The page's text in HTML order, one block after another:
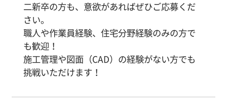
二新卒の方も、意欲があればぜひご応募くだ
さい。
職人や作業員経験、住宅分野経験のみの方で
も歓迎！
施工管理や図面（CAD）の経験がない方でも
挑戦いただけます！